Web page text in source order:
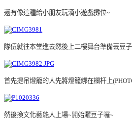
還有像這種給小朋友玩滴小遊戲攤位~
隊伍就往本堂進去然後上二樓舞台準備丟豆
首先提吊燈籠的人先將燈籠綁在欄杆上
然後換文化藝能人上場~開始灑豆子囉~